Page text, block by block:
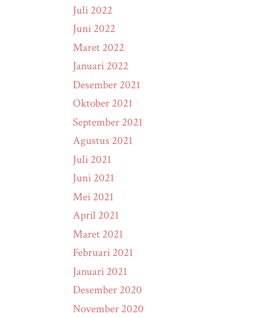
Juli 2022
Juni 2022
Maret 2022
Januari 2022
Desember 2021
Oktober 2021
September 2021
Agustus 2021
Juli 2021
Juni 2021
Mei 2021
April 2021
Maret 2021
Februari 2021
Januari 2021
Desember 2020
November 2020